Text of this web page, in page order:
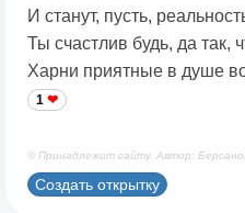
И станут, пусть,
Ты счастлив будь, да так,
Харни приятные в душе
1
© Принадлежит сайту. Автор:
Создать открытку